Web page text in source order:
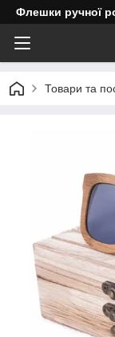
Флешки ручної
Товари та